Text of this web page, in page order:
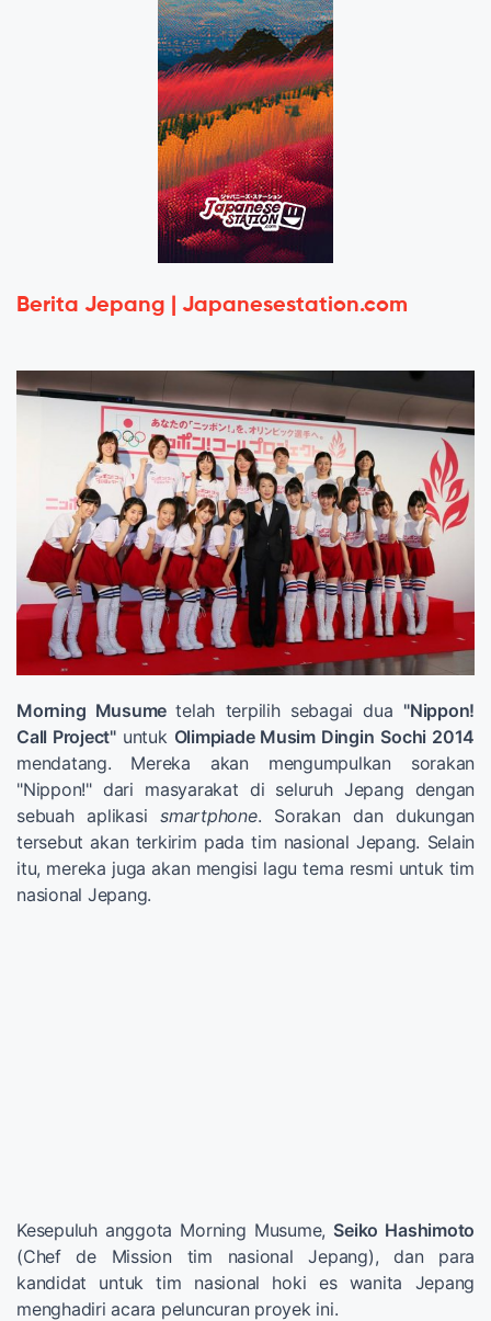
Berita Jepang | Japanesestation.com
Morning Musumetelah terpilih sebagai dua "Nippon!
Call Project"untuk Olimpiade Musim Dingin Sochi 2014
mendatang. Mereka akan mengumpulkan sorakan
"Nippon!" dari masyarakat di seluruh Jepang dengan
sebuah aplikasi smartphone. Sorakan dan dukungan
tersebut akan terkirim pada tim nasional Jepang. Selain
itu, mereka juga akan mengisi lagu tema resmi untuk tim
nasional Jepang.
Kesepuluh anggota Morning Musume, Seiko Hashimoto
(Chef de Mission tim nasional Jepang), dan para
kandidat untuk tim nasional hoki es wanita Jepang
menghadiri acara peluncuran proyek ini.